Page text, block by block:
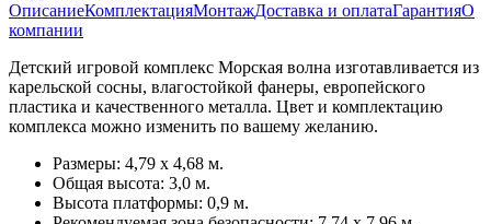
ОписаниеКомплектацияМонтажДоставка и оплатаГарантияО
компании
Детский игровой комплекс Морская волна изготавливается из
карельской сосны, влагостойкой фанеры, европейского
пластика и качественного металла. Цвет и комплектацию
комплекса можно изменить по вашему желанию.
Размеры: 4,79 x 4,68 м.
Общая высота: 3,0 м.
Высота платформы: 0,9 м.